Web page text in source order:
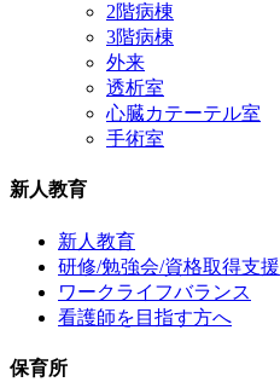
2階病棟
3階病棟
外来
透析室
心臓カテーテル室
手術室
新人教育
新人教育
研修/勉強会/資格取得支援
ワークライフバランス
看護師を目指す方へ
保育所